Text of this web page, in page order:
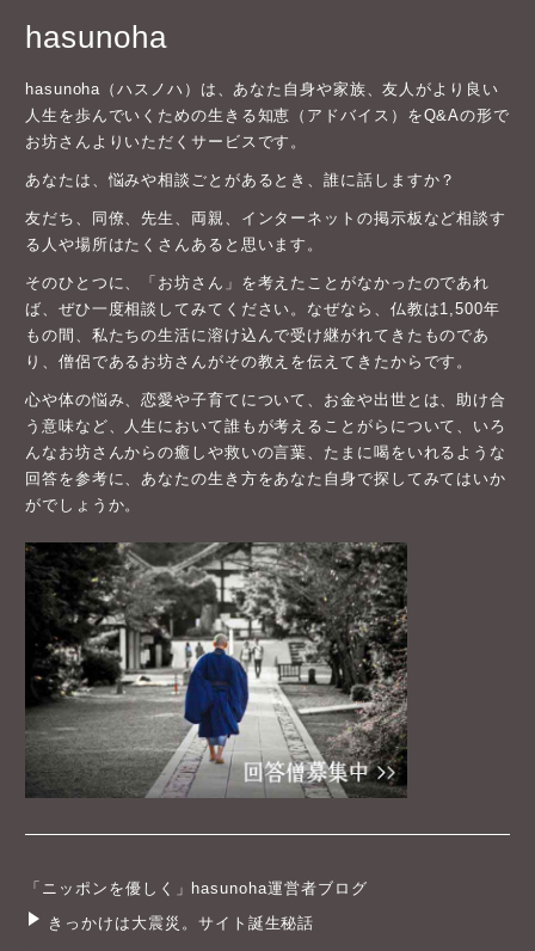
hasunoha
hasunoha（ハスノハ）は、あなた自身や家族、友人がより良い
人生を歩んでいくための生きる知恵（アドバイス）をQ&Aの形で
お坊さんよりいただくサービスです。
あなたは、悩みや相談ごとがあるとき、誰に話しますか？
友だち、同僚、先生、両親、インターネットの掲示板など相談す
る人や場所はたくさんあると思います。
そのひとつに、「お坊さん」を考えたことがなかったのであれ
ば、ぜひ一度相談してみてください。なぜなら、仏教は1,500年
もの間、私たちの生活に溶け込んで受け継がれてきたものであ
り、僧侶であるお坊さんがその教えを伝えてきたからです。
心や体の悩み、恋愛や子育てについて、お金や出世とは、助け合
う意味など、人生において誰もが考えることがらについて、いろ
んなお坊さんからの癒しや救いの言葉、たまに喝をいれるような
回答を参考に、あなたの生き方をあなた自身で探してみてはいか
がでしょうか。
「ニッポンを優しく」hasunoha運営者ブログ
きっかけは大震災。サイト誕生秘話